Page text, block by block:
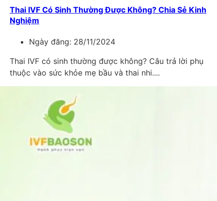
Thai IVF Có Sinh Thường Được Không? Chia Sẻ Kinh
Nghiệm
Ngày đăng: 28/11/2024
Thai IVF có sinh thường được không? Câu trả lời phụ
thuộc vào sức khỏe mẹ bầu và thai nhi....